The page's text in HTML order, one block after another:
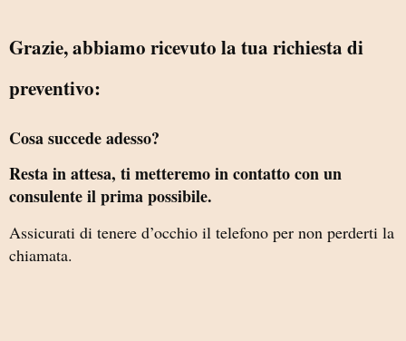
Grazie, abbiamo ricevuto la tua richiesta di
preventivo:
Cosa succede adesso?
Resta in attesa, ti metteremo in contatto con un
consulente il prima possibile.
Assicurati di tenere d’occhio il telefono per non perderti la
chiamata.